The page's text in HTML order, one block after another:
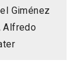
Giménez
Alfredo